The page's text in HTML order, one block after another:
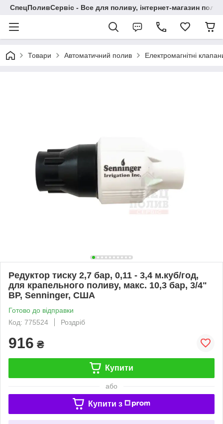
СпецПоливСервіс - Все для поливу, інтернет-магазин
Товари Автоматичний полив Електромагнітні
Редуктор тиску 2,7 бар, 0,11 - 3,4 м.куб/год,
для крапельного поливу, макс. 10,3 бар, 3/4"
ВР, Senninger, США
Готово до відправки
Код: 775524
Роздріб
916 ₴
Купити
або
Купити з